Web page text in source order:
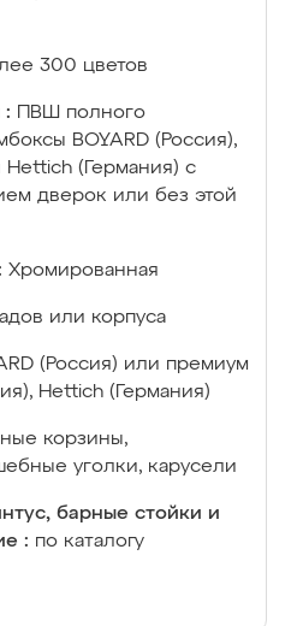
300 цветов
:
ПВШ полного
BOYARD (Россия),
Hettich (Германия) с
дверок или без этой
Хромированная
или корпуса
(Россия) или премиум
Hettich (Германия)
корзины,
уголки, карусели
барные стойки и
: по каталогу